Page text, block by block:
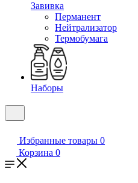
Завивка
Перманент
Нейтрализатор
Термобумага
Наборы
Избранные товары 0
Корзина 0